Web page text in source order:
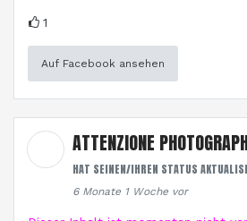
1
Auf Facebook ansehen
ATTENZIONE
HAT SEINEN/IHREN STATUS
6 Monate 1 Woche vor